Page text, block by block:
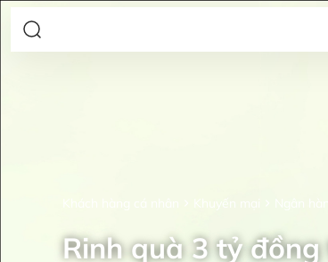
Khuyến mại Ngân
Rinh quà 3 tỷ